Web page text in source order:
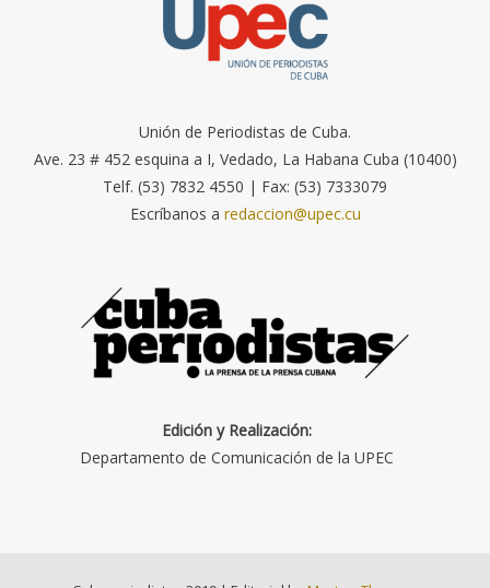
Unión de Periodistas de Cuba.
Ave. 23 # 452 esquina a I, Vedado, La Habana Cuba (10400)
Telf. (53) 7832 4550 | Fax: (53) 7333079
Escríbanos a redaccion@upec.cu
Edición y Realización:
Departamento de Comunicación de la UPEC